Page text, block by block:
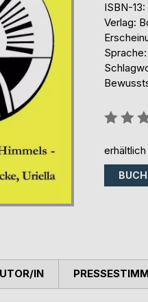
ISBN-
Verlag:
erhältlich
BUCH
IN